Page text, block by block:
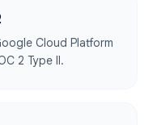
Cloud Platform
2 Type II.